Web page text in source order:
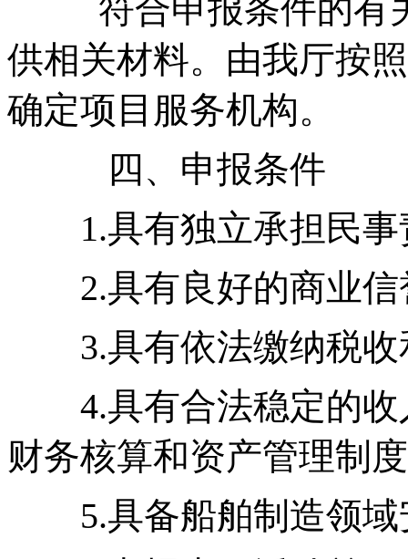
符合申报条件的有
供相关材料。由我厅按
确定项目服务机构。
四、申报条件
1.具有独立承担民
2.具有良好的商业
3.具有依法缴纳税
4.具有合法稳定的
财务核算和资产管理制
5.具备船舶制造领